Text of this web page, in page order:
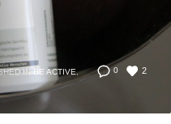
0 2
IN BE ACTIVE,